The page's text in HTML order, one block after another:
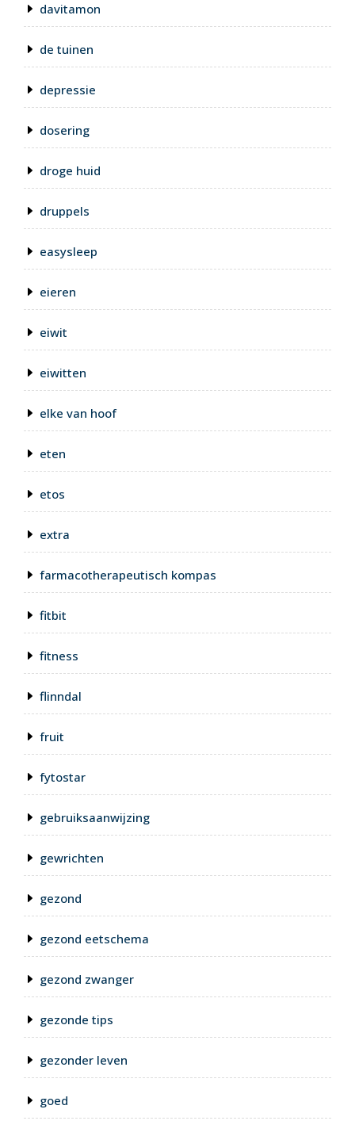
davitamon
de tuinen
depressie
dosering
droge huid
druppels
easysleep
eieren
eiwit
eiwitten
elke van hoof
eten
etos
extra
farmacotherapeutisch kompas
fitbit
fitness
flinndal
fruit
fytostar
gebruiksaanwijzing
gewrichten
gezond
gezond eetschema
gezond zwanger
gezonde tips
gezonder leven
goed